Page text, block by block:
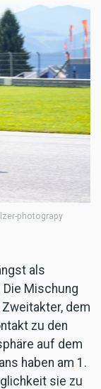
photograpy
als
Mischung
dem
zu den
auf dem
haben am 1.
sie zu